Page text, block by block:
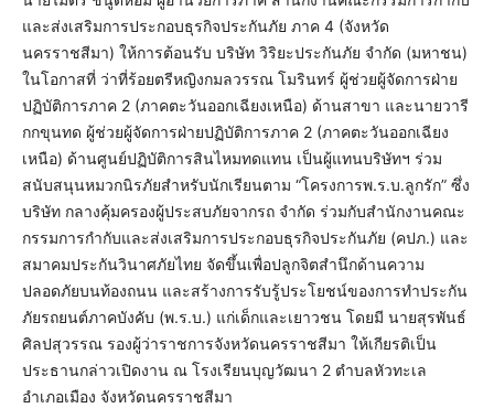
และส่งเสริมการประกอบธุรกิจประกันภัย ภาค 4 (จังหวัด
นครราชสีมา) ให้การต้อนรับ บริษัท วิริยะประกันภัย จำกัด (มหาชน)
ในโอกาสที่ ว่าที่ร้อยตรีหญิงกมลวรรณ โมรินทร์ ผู้ช่วยผู้จัดการฝ่าย
ปฏิบัติการภาค 2 (ภาคตะวันออกเฉียงเหนือ) ด้านสาขา และนายวารี
กกขุนทด ผู้ช่วยผู้จัดการฝ่ายปฏิบัติการภาค 2 (ภาคตะวันออกเฉียง
เหนือ) ด้านศูนย์ปฏิบัติการสินไหมทดแทน เป็นผู้แทนบริษัทฯ ร่วม
สนับสนุนหมวกนิรภัยสำหรับนักเรียนตาม “โครงการพ.ร.บ.ลูกรัก” ซึ่ง
บริษัท กลางคุ้มครองผู้ประสบภัยจากรถ จำกัด ร่วมกับสำนักงานคณะ
กรรมการกำกับและส่งเสริมการประกอบธุรกิจประกันภัย (คปภ.) และ
สมาคมประกันวินาศภัยไทย จัดขึ้นเพื่อปลูกจิตสำนึกด้านความ
ปลอดภัยบนท้องถนน และสร้างการรับรู้ประโยชน์ของการทำประกัน
ภัยรถยนต์ภาคบังคับ (พ.ร.บ.) แก่เด็กและเยาวชน โดยมี นายสุรพันธ์
ศิลปสุวรรณ รองผู้ว่าราชการจังหวัดนครราชสีมา ให้เกียรติเป็น
ประธานกล่าวเปิดงาน ณ โรงเรียนบุญวัฒนา 2 ตำบลหัวทะเล
อำเภอเมือง จังหวัดนครราชสีมา